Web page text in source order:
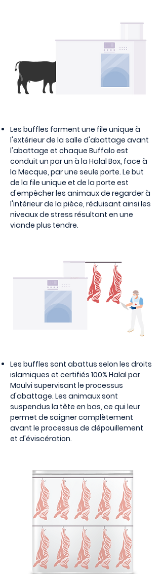
Les buffles forment une file unique à
l'extérieur de la salle d'abattage avant
l'abattage et chaque Buffalo est
conduit un par un à la Halal Box, face à
la Mecque, par une seule porte. Le but
de la file unique et de la porte est
d'empêcher les animaux de regarder à
l'intérieur de la pièce, réduisant ainsi les
niveaux de stress résultant en une
viande plus tendre.
Les buffles sont abattus selon les droits
islamiques et certifiés 100% Halal par
Moulvi supervisant le processus
d'abattage. Les animaux sont
suspendus la tête en bas, ce qui leur
permet de saigner complètement
avant le processus de dépouillement
et d'éviscération.